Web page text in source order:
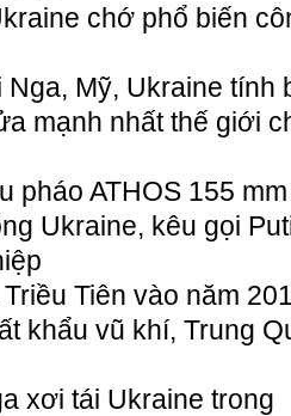
chớ phổ biến
Mỹ, Ukraine tính
mạnh nhất thế giới
pháo ATHOS 155 mm
Ukraine, kêu gọi
Tiên vào năm
khẩu vũ khí, Trung
xơi tái Ukraine trong